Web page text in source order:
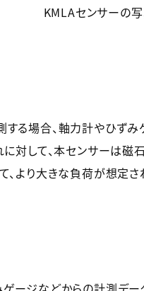
KMLAセンサーの写
る場合、軸力計やひず
対して、本センサーは
より大きな負荷が想定